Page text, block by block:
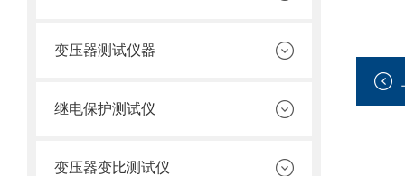
变压器测试仪器
继电保护测试仪
变压器变比测试仪